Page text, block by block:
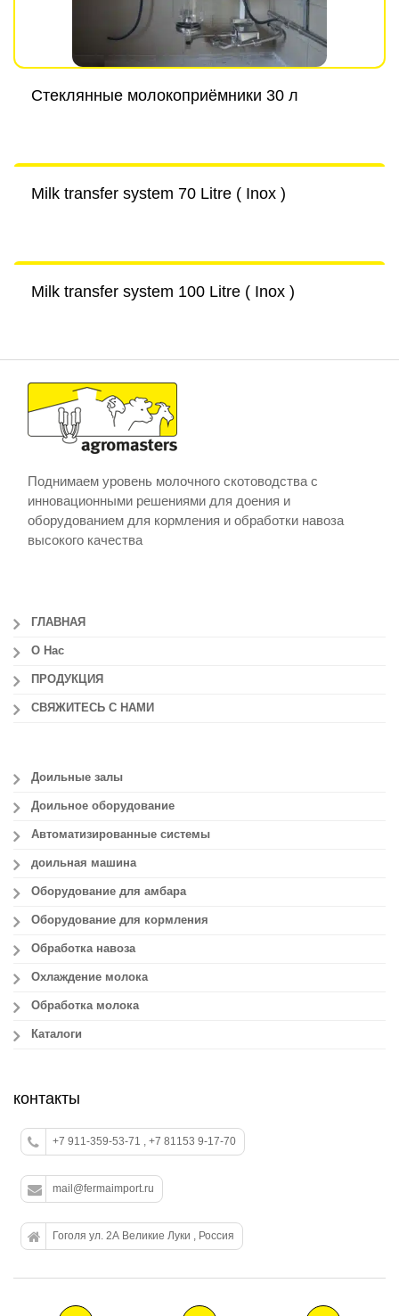
Стеклянныe молокоприёмники 30 л
Milk transfer system 70 Litre ( Inox )
Milk transfer system 100 Litre ( Inox )
Поднимаем уровень молочного скотоводства с
инновационными решениями для доения и
оборудованием для кормления и обработки навоза
высокого качества
ГЛАВНАЯ
О Нас
ПРОДУКЦИЯ
СВЯЖИТЕСЬ С НАМИ
Доильные залы
Доильное оборудование
Автоматизированные системы
доильная машина
Оборудование для амбара
Оборудование для кормления
Обработка навоза
Охлаждение молока
Обработка молока
Каталоги
контакты
+7 911-359-53-71 , +7 81153 9-17-70
mail@fermaimport.ru
Гоголя ул. 2А Великие Луки , Россия